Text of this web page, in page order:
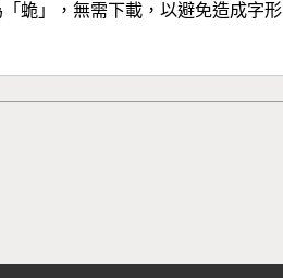
蛫 」，無需下載，以避免造成字形